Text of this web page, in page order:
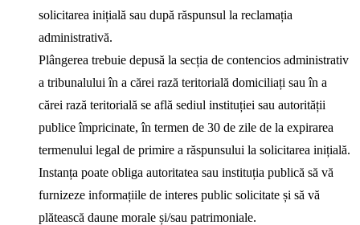
solicitarea inițială sau după răspunsul la reclamația
administrativă.
Plângerea trebuie depusă la secția de contencios administrativ
a tribunalului în a cărei rază teritorială domiciliați sau în a
cărei rază teritorială se află sediul instituției sau autorității
publice împricinate, în termen de 30 de zile de la expirarea
termenului legal de primire a răspunsului la solicitarea inițială.
Instanța poate obliga autoritatea sau instituția publică să vă
furnizeze informațiile de interes public solicitate și să vă
plătească daune morale și/sau patrimoniale.